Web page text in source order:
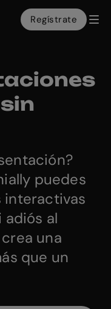
Regístrate
puedes
interactivas
adiós al
una
que un